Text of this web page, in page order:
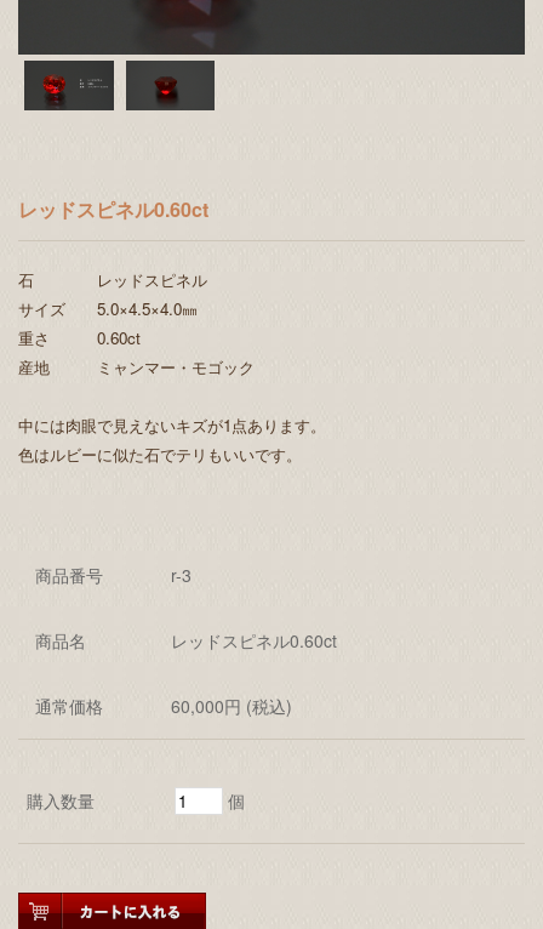
レッドスピネル0.60ct
石 レッドスピネル
サイズ 5.0×4.5×4.0㎜
重さ 0.60ct
産地 ミャンマー・モゴック
中には肉眼で見えないキズが1点あります。
色はルビーに似た石でテリもいいです。
商品番号 r-3
商品名 レッドスピネル0.60ct
通常価格 60,000円 (税込)
購入数量 個